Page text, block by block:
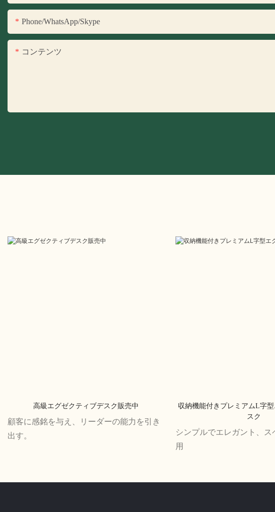
Phone/WhatsApp/Skype
コンテンツ
高級エグゼクティブデスク販売中
顧客に感銘を与え、リーダーの能力を引き
出す。
収納機能付きプレミアムL字
スク
シンプルでエレガント、
用